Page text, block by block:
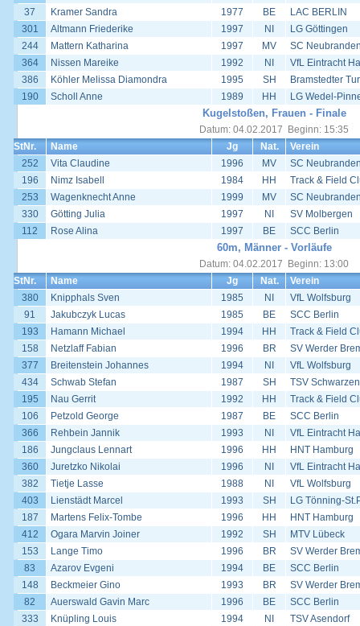
37
Kramer Sandra 1977 BE
LAC BERLIN
301
Altmann Friederike 1997 NI
LG Göttingen
244
Mattern Katharina 1997 MV
SC
364
Nissen Mareike 1992 NI
VfL Eintracht
386
Köhler Melissa Diamondra 1995 SH
Bramstedter
190
Scholl Anne 1989 HH LG Wedel-
Kugelstoßen, Frauen - Finale
Datum: 04.02.2017 Beginn: 15:35
StNr.
Name Jg Nat.
Verein
252
Vita Claudine 1996 MV
SC
196
Nimz Isabell 1984 HH
Track & Field
253
Wagenknecht Anne 1999 MV
SC
330
Götting Julia 1997 NI
SV Molbergen
112
Rose Alina 1997 BE SCC Berlin
60m, Männer - Vorläufe
Datum: 04.02.2017 Beginn: 13:00
StNr.
Name Jg Nat.
Verein
380
Knipphals Sven 1985 NI
VfL Wolfsburg
91
Jakubczyk Lucas 1985 BE
SCC Berlin
193
Hamann Michael 1994 HH
Track & Field
158
Netzlaff Fabian 1996 BR
SV Werder
377
Breitenstein Johannes 1994 NI
VfL Wolfsburg
434
Schwab Stefan 1987 SH
TSV
195
Nau Gerrit 1992 HH
Track & Field
106
Petzold George 1987 BE
SCC Berlin
366
Rehbein Jannik 1993 NI
VfL Eintracht
186
Jungclaus Lennart 1996 HH
HNT Hamburg
360
Juretzko Nikolai 1996 NI
VfL Eintracht
382
Tietje Lasse 1988 NI
VfL Wolfsburg
403
Lienstädt Marcel 1993 SH
LG Tönning-
187
Martens Felix-Tombe 1996 HH
HNT Hamburg
412
Ogara Marvin Joiner 1992 SH
MTV Lübeck
153
Lange Timo 1996 BR
SV Werder
83
Azarov Evgeni 1994 BE
SCC Berlin
148
Beckmeier Gino 1993 BR
SV Werder
82
Auerswald Gavin Marc 1996 BE
SCC Berlin
333
Knüpling Louis 1994 NI
TSV Asendorf